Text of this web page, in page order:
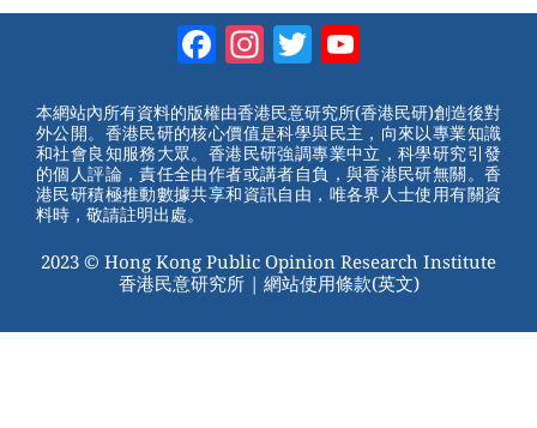
Facebook
Instagram
Twitter
本網站內所有資料的版權由香港民意研究所(香港民研)創造後對
外公開。香港民研的核心價值是科學與民主，向來以專業知識
和社會良知服務大眾。香港民研強調專業中立，科學研究引發
的個人評論，責任全由作者或講者自負，與香港民研無關。香
港民研積極推動數據共享和資訊自由，唯各界人士使用有關資
料時，敬請註明出處。
2023 © Hong Kong Public Opinion Research Institute
香港民意研究所 | 網站使用條款(英文)